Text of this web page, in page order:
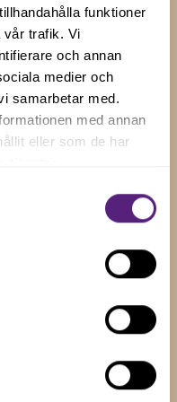
funktioner
vår trafik. Vi
och annan
medier och
samarbetar med.
med annan
eller som de har
nyheter, artiklar
på vårt